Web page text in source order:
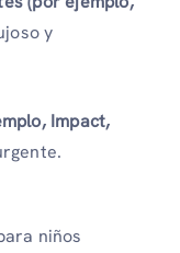
y
Impact,
niños